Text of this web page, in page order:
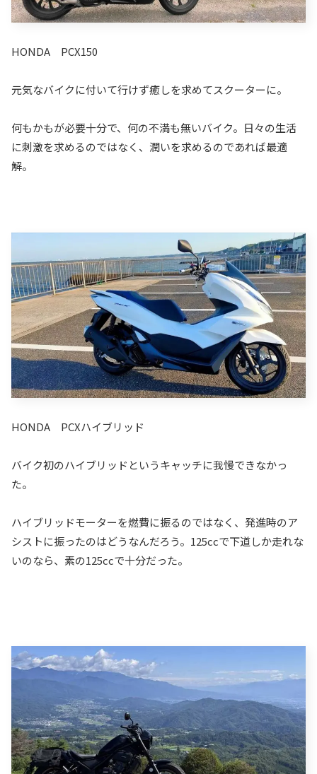
HONDA PCX150
元気なバイクに付いて行けず癒しを求めてスクーターに。
何もかもが必要十分で、何の不満も無いバイク。日々の生活
に刺激を求めるのではなく、潤いを求めるのであれば最適
解。
HONDA PCXハイブリッド
バイク初のハイブリッドというキャッチに我慢できなかっ
た。
ハイブリッドモーターを燃費に振るのではなく、発進時のア
シストに振ったのはどうなんだろう。125ccで下道しか走れな
いのなら、素の125ccで十分だった。